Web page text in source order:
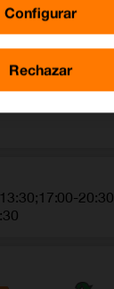
Macia 10
20:30
Configurar
Rechazar